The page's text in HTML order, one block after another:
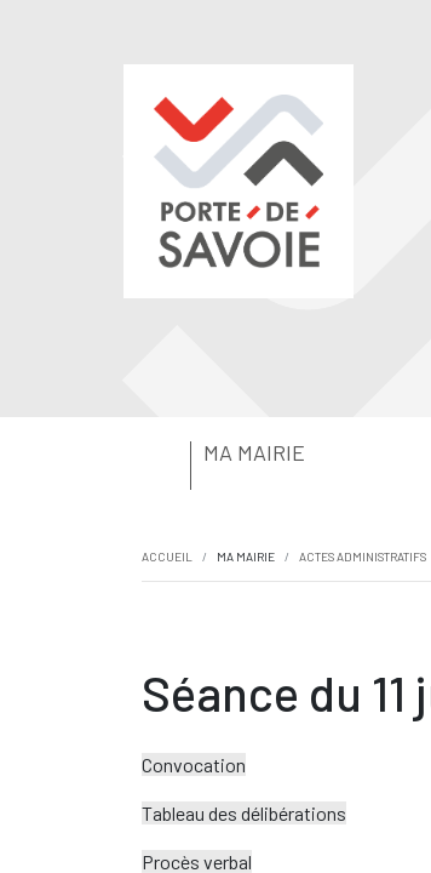
MA MAIRIE
ACCUEIL MA MAIRIE ACTES ADMINISTRATIFS
Séance du
Convocation
Tableau des délibérations
Procès verbal